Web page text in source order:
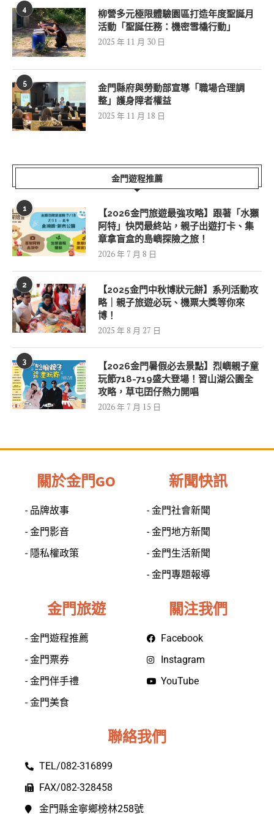
4
柳營多元極限體驗園區打造年度聖誕月
活動「聖誕任務：機密雪橇行動」
2025 年 11 月 30 日
5
金門縣府與勞動部宣導「職場合理調
整」護身障者權益
2025 年 11 月 18 日
金門遊程推薦
1
【2026金門旅遊最強攻略】跟著「水獺
阿特」快閃最終站，親子出遊打卡、集
章拿盲盒的島嶼探險之旅！
2026 年 7 月 8 日
2
【2025金門中秋博狀元餅】系列活動攻
略｜親子旅遊必玩、機票大獎等你來
博！
2025 年 8 月 27 日
3
【2026金門暑假必去景點】烈嶼親子童
玩節718-719盛大登場！習山湖公園全
攻略，草屯囝仔熱力開唱
2026 年 7 月 15 日
關於金門GO
- 品牌故事
- 金門影音
- 隱私權政策
新聞快訊
- 金門社會新聞
- 金門地方新聞
- 金門生活新聞
- 金門專題報導
金門旅遊
- 金門遊程推薦
- 金門票券
- 金門伴手禮
- 金門美食
關注我們
Facebook
Instagram
YouTube
聯絡我們
TEL/082-316899
FAX/082-328458
金門縣金寧鄉榜林258號